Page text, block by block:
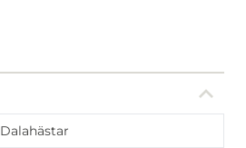
Dalahästar